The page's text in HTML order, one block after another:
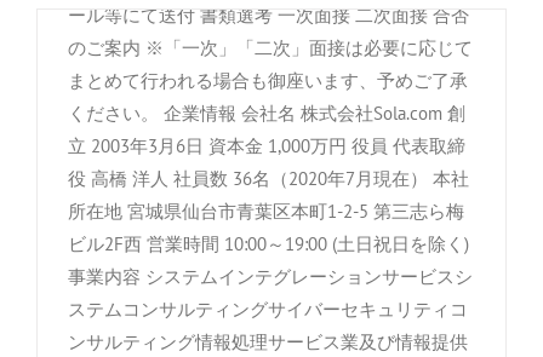
ール等にて送付 書類選考 一次面接 二次面接 合否
のご案内 ※「一次」「二次」面接は必要に応じて
まとめて行われる場合も御座います、予めご了承
ください。 企業情報 会社名 株式会社Sola.com 創
立 2003年3月6日 資本金 1,000万円 役員 代表取締
役 高橋 洋人 社員数 36名（2020年7月現在） 本社
所在地 宮城県仙台市青葉区本町1-2-5 第三志ら梅
ビル2F西 営業時間 10:00～19:00 (土日祝日を除く)
事業内容 システムインテグレーションサービスシ
ステムコンサルティングサイバーセキュリティコ
ンサルティング情報処理サービス業及び情報提供
バーセキュリティに関連する資格、技能 非IT関係
業務におけるプロジェクト、人事マネジメント経
験 加入保険：雇用保険、労災保険、健康保険、
厚生年金 年間休日：127日 休日：土日祝日他、お
盆休暇、年末年始休暇 月平均労働日数：19.8日 6
ヶ月経過後の年次有給休暇日数：10日 就業時間：
10:00～19:00 休憩時間：60分 時間外月平均時間：
10時間 雇用形態：正社員 職種・派遣/請負：派
遣・請負ではない 雇用期間の定め：雇用期間の定
めなし 再雇用：有り/年齢上限有り65歳 試用期
間：有り/6ヶ月 その他：※入居可能住宅の負担額
システム運用・管理
By 株式会社Sola.com | 11月 11th, 2020 | 募集求人,求人情報
システム運用・管理 仕事内容 Windowsサーバ
ー、UNIX／Linuxサーバーの運用・管理業務で
す。いずれかの分野で2年以上の業務経験を有す
る方を歓迎いたします。若手が多く活気がある会
社で、入社後組織の中心として活躍して頂きま
す。 基本給：224,000〜320,000円交通費：実費支